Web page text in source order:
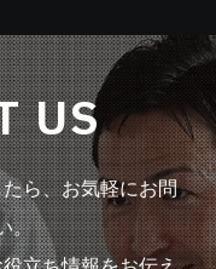
US
ら、お気軽にお問
。